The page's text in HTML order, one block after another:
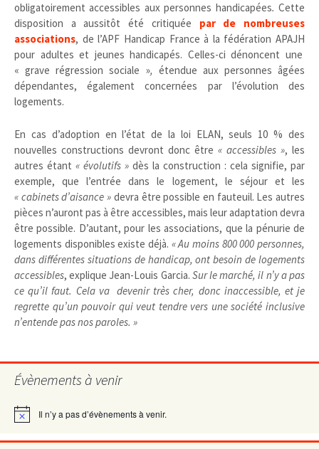
obligatoirement accessibles aux personnes handicapées. Cette
disposition a aussitôt été critiquée par de nombreuses
associations, de l’APF Handicap France à la fédération APAJH
pour adultes et jeunes handicapés. Celles-ci dénoncent une
« grave régression sociale », étendue aux personnes âgées
dépendantes, également concernées par l’évolution des
logements.
En cas d’adoption en l’état de la loi ELAN, seuls 10 % des
nouvelles constructions devront donc être « accessibles », les
autres étant « évolutifs » dès la construction : cela signifie, par
exemple, que l’entrée dans le logement, le séjour et les
« cabinets d’aisance » devra être possible en fauteuil. Les autres
pièces n’auront pas à être accessibles, mais leur adaptation devra
être possible. D’autant, pour les associations, que la pénurie de
logements disponibles existe déjà. « Au moins 800 000 personnes,
dans différentes situations de handicap, ont besoin de logements
accessibles, explique Jean-Louis Garcia. Sur le marché, il n’y a pas
ce qu’il faut. Cela va devenir très cher, donc inaccessible, et je
regrette qu’un pouvoir qui veut tendre vers une société inclusive
n’entende pas nos paroles. »
Évènements à venir
Notice Il n’y a pas d’évènements à venir.